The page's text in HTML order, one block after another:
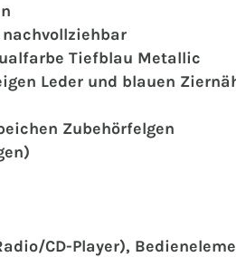
Tiefblau Metallic
Leder und blauen
Zubehörfelgen
CD-Player),